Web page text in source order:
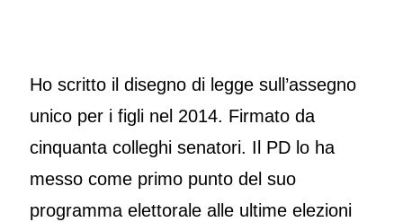
Ho scritto il disegno di legge sull’assegno
unico per i figli nel 2014. Firmato da
cinquanta colleghi senatori. Il PD lo ha
messo come primo punto del suo
programma elettorale alle ultime elezioni